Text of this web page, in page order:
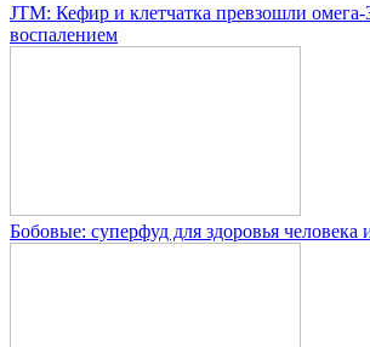
JTM: Кефир и клетчатка превзошли омега-
воспалением
Бобовые: суперфуд для здоровья человека